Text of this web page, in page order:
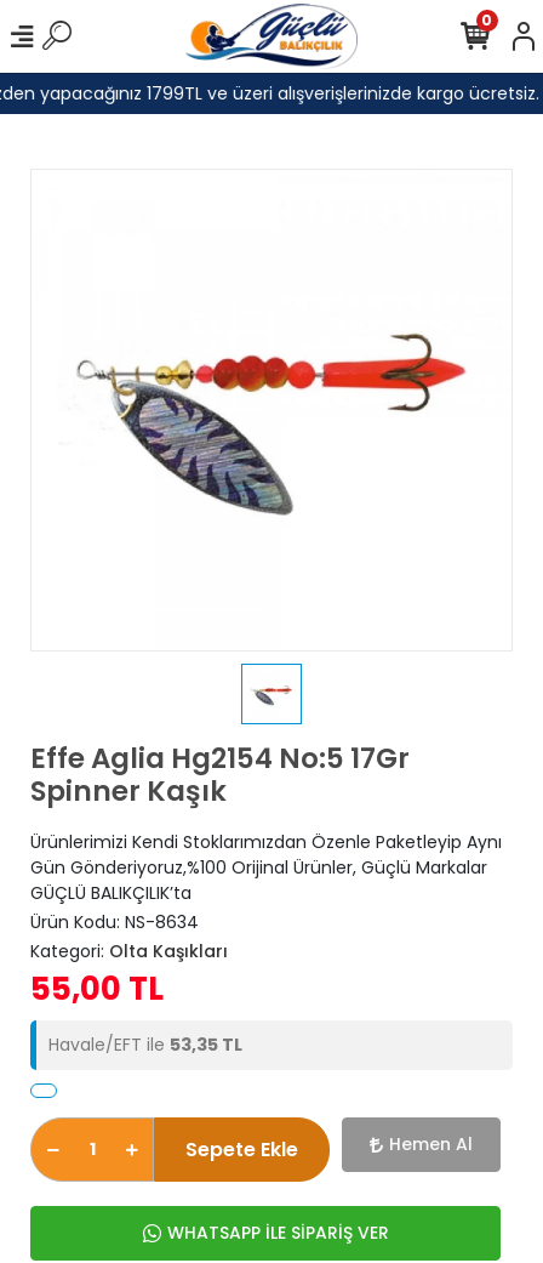
yapacağınız 1799TL ve üzeri alışverişlerinizde kargo ücretsiz.
0
Effe Aglia Hg2154 No:5 17Gr
Spinner Kaşık
Ürünlerimizi Kendi Stoklarımızdan Özenle Paketleyip Aynı
Gün Gönderiyoruz,%100 Orijinal Ürünler, Güçlü Markalar
GÜÇLÜ BALIKÇILIK’ta
Ürün Kodu: NS-8634
Kategori: Olta Kaşıkları
55,00 TL
Havale/EFT ile 53,35 TL
Sepete Ekle Hemen Al
WHATSAPP İLE SİPARİŞ VER